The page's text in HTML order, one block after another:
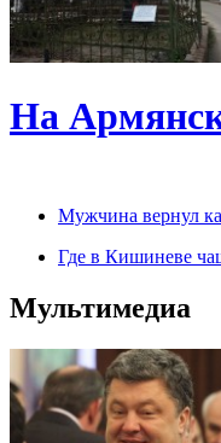
На
Мужчина вернул
Где в Кишиневе
Мультимедиа